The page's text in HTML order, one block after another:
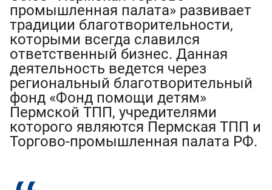
промышленная палата» развивает
традиции благотворительности,
которыми всегда славился
ответственный бизнес. Данная
деятельность ведется через
региональный благотворительный
фонд «Фонд помощи детям»
Пермской ТПП, учредителями
которого являются Пермская ТПП и
Торгово-промышленная палата РФ.